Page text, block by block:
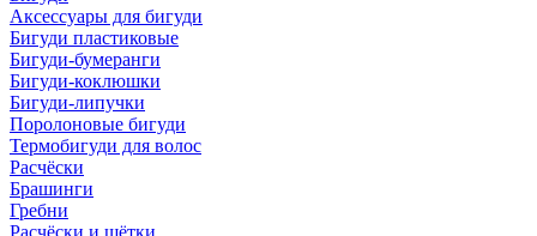
Аксессуары для бигуди
Бигуди пластиковые
Бигуди-бумеранги
Бигуди-коклюшки
Бигуди-липучки
Поролоновые бигуди
Термобигуди для волос
Расчёски
Брашинги
Гребни
Расчёски и щётки